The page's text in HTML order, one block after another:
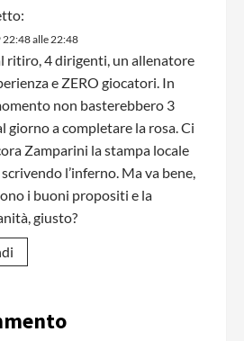
alle 22:48
ritiro, 4 dirigenti, un allenatore
e ZERO giocatori. In
non basterebbero 3
giorno a completare la rosa. Ci
Zamparini la stampa locale
l’inferno. Ma va bene,
i buoni propositi e la
giusto?